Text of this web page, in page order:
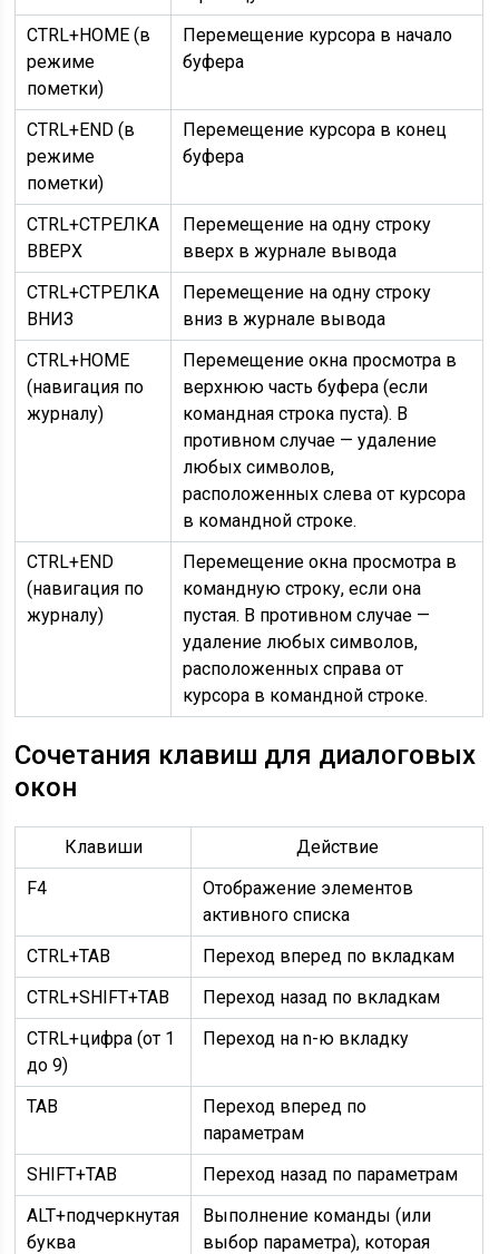
CTRL+HOME (в
режиме
пометки)
Перемещение курсора в начало
буфера
CTRL+END (в
режиме
пометки)
Перемещение курсора в конец
буфера
CTRL+СТРЕЛКА
ВВЕРХ
Перемещение на одну строку
вверх в журнале вывода
CTRL+СТРЕЛКА
ВНИЗ
Перемещение на одну строку
вниз в журнале вывода
CTRL+HOME
(навигация по
журналу)
Перемещение окна просмотра в
верхнюю часть буфера (если
командная строка пуста). В
противном случае — удаление
любых символов,
расположенных слева от курсора
в командной строке.
CTRL+END
(навигация по
журналу)
Перемещение окна просмотра в
командную строку, если она
пустая. В противном случае —
удаление любых символов,
расположенных справа от
курсора в командной строке.
Сочетания клавиш для диалоговых
окон
Клавиши
Действие
F4
Отображение элементов
активного списка
CTRL+TAB
Переход вперед по вкладкам
CTRL+SHIFT+TAB
Переход назад по вкладкам
CTRL+цифра (от 1
до 9)
Переход на n-ю вкладку
TAB
Переход вперед по
параметрам
SHIFT+TAB
Переход назад по параметрам
ALT+подчеркнутая
буква
Выполнение команды (или
выбор параметра), которая